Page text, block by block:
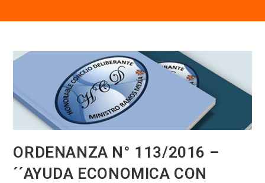
ORDENANZA N° 113/2016 –
´´AYUDA ECONOMICA CON